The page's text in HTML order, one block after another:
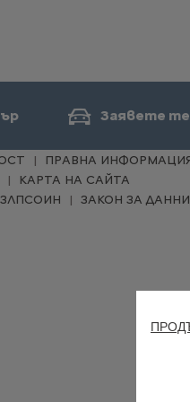
Заявете
ПРАВНА
КАРТА НА САЙТА
ЗАКОН ЗА